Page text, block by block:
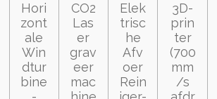
Hori
zont
ale
Win
dtur
bine
CO2
Las
er
grav
eer
mac
Elek
trisc
he
Afv
oer
Rein
3D-
prin
ter
(700
mm
/s